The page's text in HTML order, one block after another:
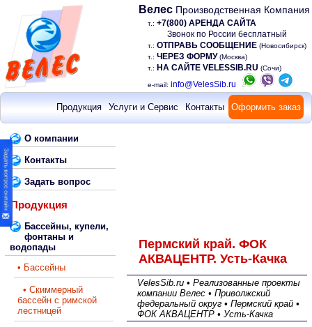
Велес Производственная Компания
т.: +7(800) АРЕНДА САЙТА
Звонок по России бесплатный
т.: ОТПРАВЬ СООБЩЕНИЕ (Новосибирск)
т.: ЧЕРЕЗ ФОРМУ (Москва)
т.: НА САЙТЕ VELESSIB.RU (Сочи)
e-mail: info@VelesSib.ru
Продукция Услуги и Сервис Контакты Оформить заказ
О компании
Контакты
Задать вопрос
Продукция
Бассейны, купели,
фонтаны и
водопады
• Бассейны
• Скиммерный
бассейн с римской
лестницей
Пермский край. ФОК
АКВАЦЕНТР. Усть-Качка
VelesSib.ru • Реализованные проекты
компании Велес • Приволжский
федеральный округ • Пермский край •
ФОК АКВАЦЕНТР • Усть-Качка